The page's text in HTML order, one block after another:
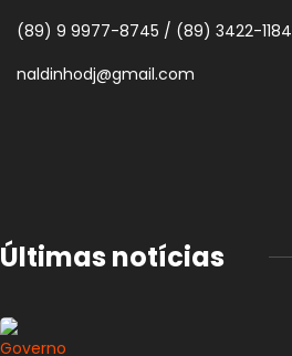
(89) 9 9977-8745 / (89) 3422-1184
naldinhodj@gmail.com
Últimas notícias